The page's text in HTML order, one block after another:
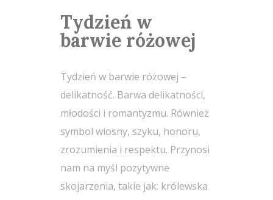
Tydzień w
barwie różowej
Tydzień w barwie różowej –
delikatność. Barwa delikatności,
młodości i romantyzmu. Również
symbol wiosny, szyku, honoru,
zrozumienia i respektu. Przynosi
nam na myśl pozytywne
skojarzenia, takie jak: królewska